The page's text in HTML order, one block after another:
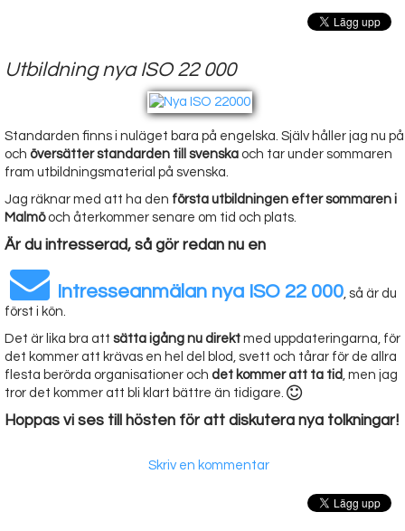
Utbildning nya ISO 22 000
Standarden finns i nuläget bara på engelska. Själv håller jag nu på
och översätter standarden till svenska och tar under sommaren
fram utbildningsmaterial på svenska.
Jag räknar med att ha den första utbildningen efter sommaren i
Malmöoch återkommer senare om tid och plats.
Är du intresserad, så gör redan nu en
Intresseanmälan nya ISO 22 000, så är du
först i kön.
Det är lika bra att sätta igång nu direkt med uppdateringarna, för
det kommer att krävas en hel del blod, svett och tårar för de allra
flesta berörda organisationer och det kommer att ta tid, men jag
tror det kommer att bli klart bättre än tidigare.
Hoppas vi ses till hösten för att diskutera nya tolkningar!
Skriv en kommentar